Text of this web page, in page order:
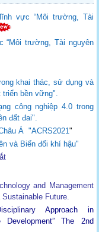
vực “Môi trường, Tài
“Môi trường, Tài nguyên
khai thác, sử dụng và
bền vững".
công nghiệp 4.0 trong
đất đai".
Á "ACRS2021"
và Biến đổi khí hậu"
and Management
Future.
Approach in
The 2nd